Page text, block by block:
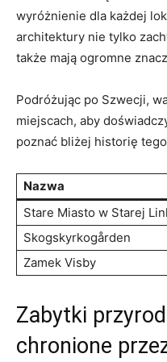
wyróżnienie dla każdej
⁣architektury nie tylko⁢
także mają ‌ogromne
Podróżując ‌po Szwecji,
miejscach, aby
⁤poznać bliżej historię
Nazwa
Stare⁣ Miasto w Starej
Skogskyrkogården
Zamek Visby
Zabytki
chronione